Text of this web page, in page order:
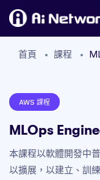
首頁 課程
AWS 課程
MLOps
本課程以軟體開發中
以擴展，以建立、訓